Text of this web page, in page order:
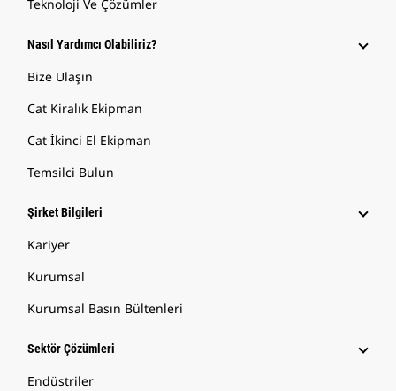
Teknoloji Ve Çözümler
Nasıl Yardımcı Olabiliriz?
Bize Ulaşın
Cat Kiralık Ekipman
Cat İkinci El Ekipman
Temsilci Bulun
Şirket Bilgileri
Kariyer
Kurumsal
Kurumsal Basın Bültenleri
Sektör Çözümleri
Endüstriler